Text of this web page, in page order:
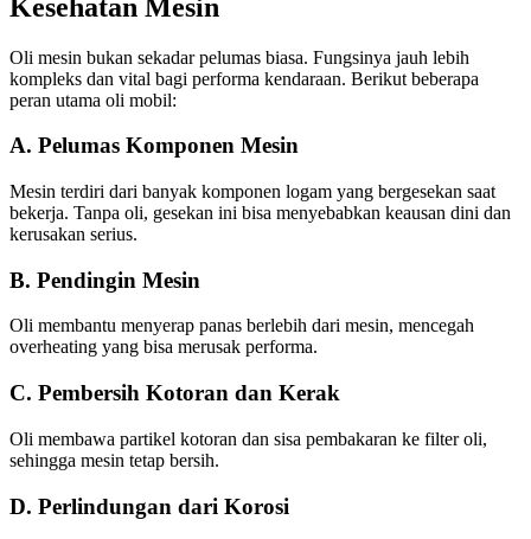
Kesehatan Mesin
Oli mesin bukan sekadar pelumas biasa. Fungsinya jauh lebih
kompleks dan vital bagi performa kendaraan. Berikut beberapa
peran utama oli mobil:
A. Pelumas Komponen Mesin
Mesin terdiri dari banyak komponen logam yang bergesekan saat
bekerja. Tanpa oli, gesekan ini bisa menyebabkan keausan dini dan
kerusakan serius.
B. Pendingin Mesin
Oli membantu menyerap panas berlebih dari mesin, mencegah
overheating yang bisa merusak performa.
C. Pembersih Kotoran dan Kerak
Oli membawa partikel kotoran dan sisa pembakaran ke filter oli,
sehingga mesin tetap bersih.
D. Perlindungan dari Korosi